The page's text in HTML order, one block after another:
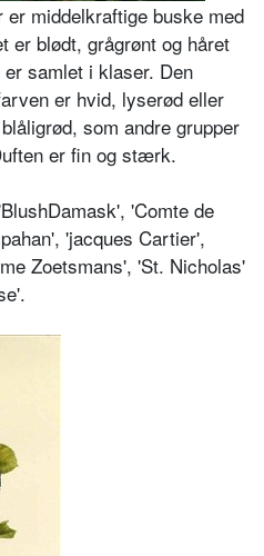
middelkraftige buske med
er blødt, grågrønt og håret
samlet i klaser. Den
er hvid, lyserød eller
som andre grupper
er fin og stærk.
'Comte de
'jacques Cartier',
Zoetsmans', 'St. Nicholas'